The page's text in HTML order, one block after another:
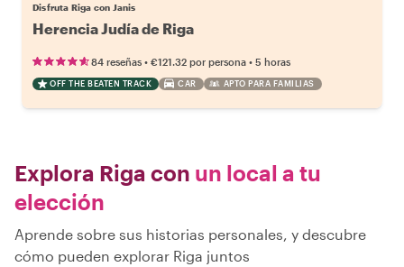
Disfruta Riga con Janis
Herencia Judía de Riga
84 reseñas • €121.32 por persona • 5 horas
OFF THE BEATEN TRACK CAR APTO PARA FAMILIAS
Explora Riga con un local a tu
elección
Aprende sobre sus historias personales, y descubre
cómo pueden explorar Riga juntos